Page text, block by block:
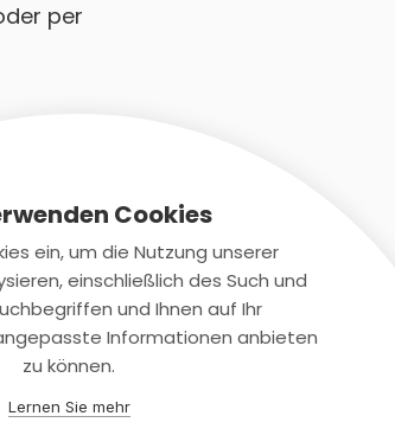
per
uns
708-4280
Cookies
ein, um die Nutzung unserer
einschließlich des Such und
und Ihnen auf Ihr
Informationen anbieten
zu können.
Lernen Sie mehr